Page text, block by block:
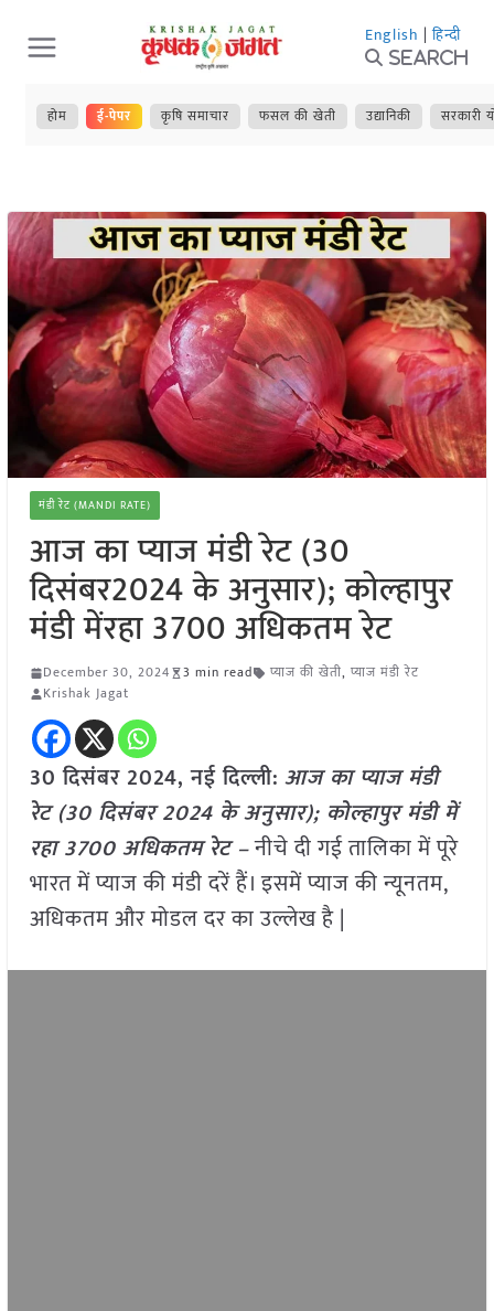
Skip
to
content
English | हिन्दी
Search
होम ई-पेपर कृषि समाचार फसल की खेती उद्यानिकी सरकारी
मंडी रेट (MANDI RATE)
आज का प्याज मंडी रेट (30
दिसंबर2024 के अनुसार); कोल्हापुर
मंडी मेंरहा 3700 अधिकतम रेट
December 30, 2024 3 min read प्याज की खेती, प्याज मंडी रेट
Krishak Jagat
30 दिसंबर 2024, नई दिल्ली: आज का प्याज मंडी
रेट (30 दिसंबर 2024 के अनुसार); कोल्हापुर मंडी में
रहा 3700 अधिकतम रेट –नीचे दी गई तालिका में पूरे
भारत में प्याज की मंडी दरें हैं। इसमें प्याज की न्यूनतम,
अधिकतम और मोडल दर का उल्लेख है |